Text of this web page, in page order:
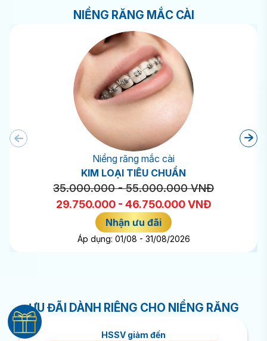
NIỀNG RĂNG MẮC CÀI
Niềng răng mắc cài
KIM LOẠI TIÊU CHUẨN
35.000.000 - 55.000.000 VNĐ
29.750.000 - 46.750.000 VNĐ
Nhận ưu đãi
Áp dụng: 01/08 - 31/08/2026
ƯU ĐÃI DÀNH RIÊNG CHO NIỀNG RĂNG
HSSV giảm đến